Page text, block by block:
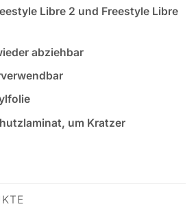
Libre 2 und Freestyle Libre
abziehbar
um Kratzer